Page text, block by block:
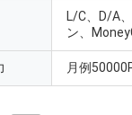
L/C、D/A
ン、
月例